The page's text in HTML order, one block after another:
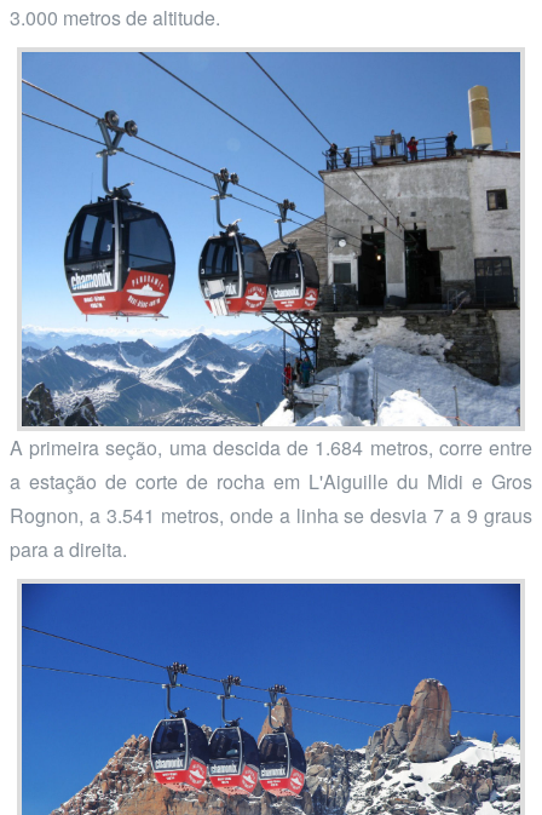
3.000 metros de altitude.
A primeira seção, uma descida de 1.684 metros, corre entre
a estação de corte de rocha em L'Aiguille du Midi e Gros
Rognon, a 3.541 metros, onde a linha se desvia 7 a 9 graus
para a direita.